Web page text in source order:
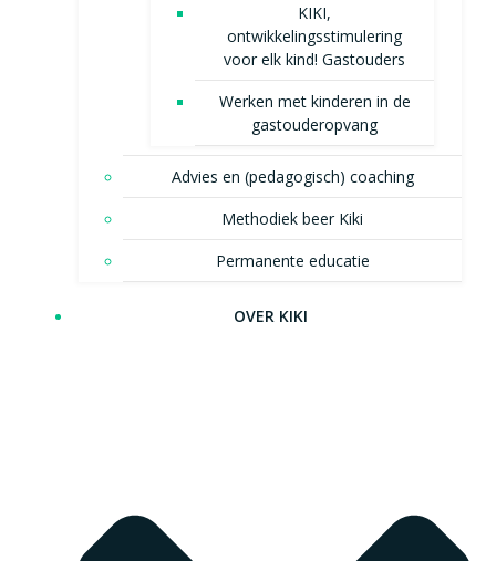
KIKI,
ontwikkelingsstimulering
voor elk kind! Gastouders
Werken met kinderen in de
gastouderopvang
Advies en (pedagogisch) coaching
Methodiek beer Kiki
Permanente educatie
OVER KIKI